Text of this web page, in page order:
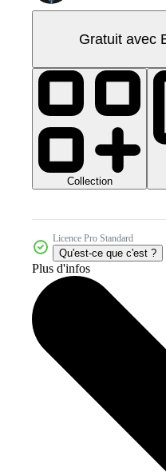
Gratuit avec
Collection
Licence Pro Standard
Qu'est-ce que c'est ?
Plus d'infos